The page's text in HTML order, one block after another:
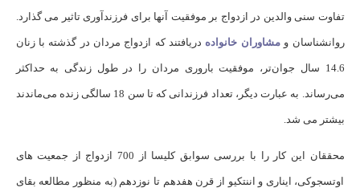
تفاوت سنی والدین در ازدواج بر موفقیت آنها برای فرزندآوری تاثیر می گذارد.
روانشناسان ومشاوران خانواده دریافتند که ازدواج مردان در گذشته با زنان
14.6 سال جوان‌تر، موفقیت باروری مردان را در طول زندگی به حداکثر
می‌رساند. به عبارت دیگر، تعداد فرزندانی که تا سن 18 سالگی زنده می‌ماندند
بیشتر می شد.
محققان این کار را با بررسی سوابق کلیسا از 700 ازدواج از جمعیت های
اوتسجوکی، ایناری و اننتکیو از قرن هفدهم تا نوزدهم (به منظور مطالعه بقای